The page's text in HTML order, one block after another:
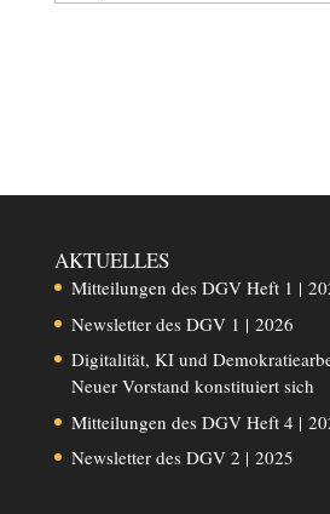
AKTUELLES
Mitteilungen des DGV Heft 1 |
Newsletter des DGV 1 | 2026
Digitalität, KI und
Neuer Vorstand konstituiert sich
Mitteilungen des DGV Heft 4 |
Newsletter des DGV 2 | 2025